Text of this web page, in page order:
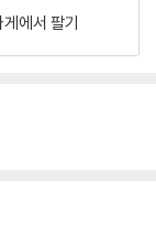
게에서 팔기